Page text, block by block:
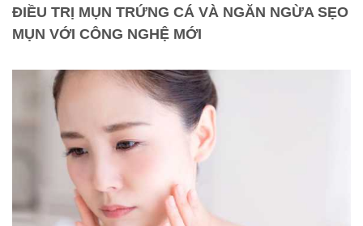
ĐIỀU TRỊ MỤN TRỨNG CÁ VÀ NGĂN NGỪA SẸO
MỤN VỚI CÔNG NGHỆ MỚI